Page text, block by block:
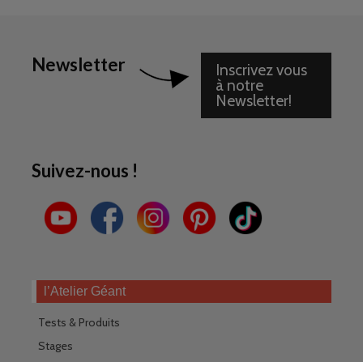
Newsletter
Inscrivez vous
à notre
Newsletter!
Suivez-nous !
l’Atelier Géant
Tests & Produits
Stages